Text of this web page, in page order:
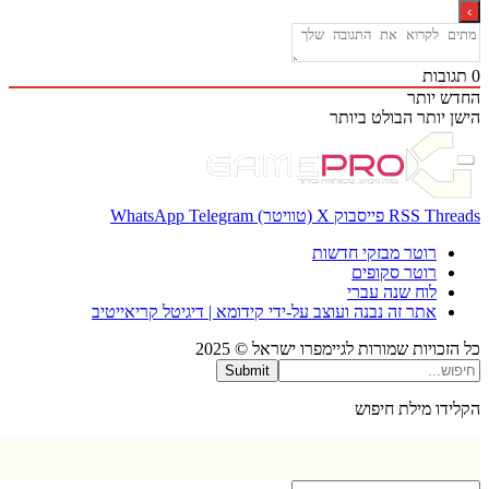
יותר
יותר הבולט ביותר
RSS פייסבוק X (טוויטר) WhatsApp Telegram
רוטר מבזקי חדשות
רוטר סקופים
לוח שנה עברי
אתר זה נבנה ועוצב על-ידי קידומא | דיגיטל קריאייטיב
שמורות לגיימפרו ישראל © 2025
Submit
מילת חיפוש